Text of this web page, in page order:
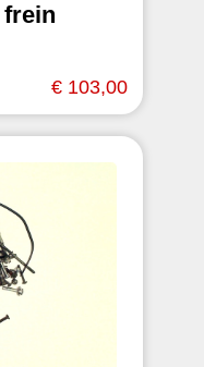
€ 103,00